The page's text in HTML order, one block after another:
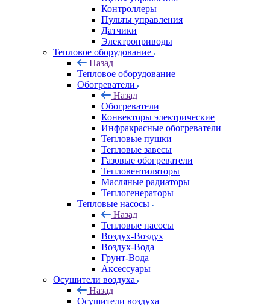
Контроллеры
Пульты управления
Датчики
Электроприводы
Тепловое оборудование
Назад
Тепловое оборудование
Обогреватели
Назад
Обогреватели
Конвекторы электрические
Инфракрасные обогреватели
Тепловые пушки
Тепловые завесы
Газовые обогреватели
Тепловентиляторы
Масляные радиаторы
Теплогенераторы
Тепловые насосы
Назад
Тепловые насосы
Воздух-Воздух
Воздух-Вода
Грунт-Вода
Аксессуары
Осушители воздуха
Назад
Осушители воздуха